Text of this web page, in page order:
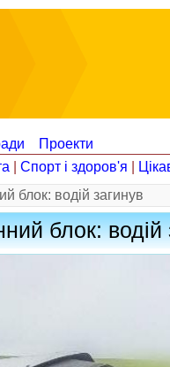
Проекти
Спорт і здоров'я
блок: водій загинув
блок: водій